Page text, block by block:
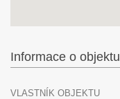
Informace o objektu
VLASTNÍK OBJEKTU